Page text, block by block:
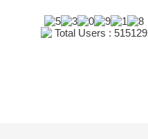
Total Users : 515129